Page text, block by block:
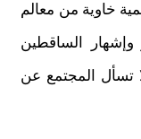
خاوية من معالم
وإشهار الساقطين
تسأل المجتمع عن